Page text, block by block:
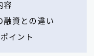
容
融資との違い
イント